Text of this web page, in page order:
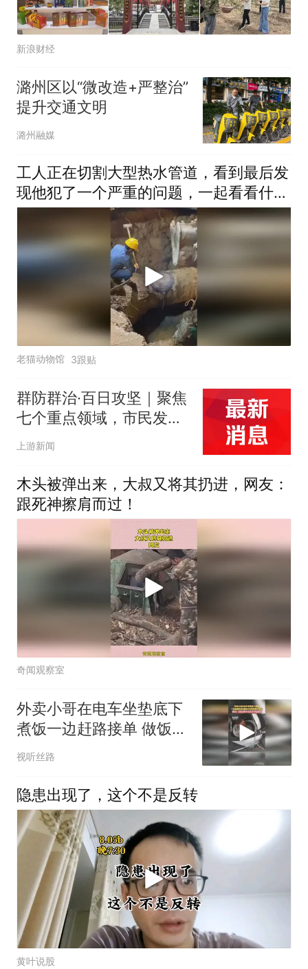
新浪财经
潞州区以“微改造+严整治”
提升交通文明
潞州融媒
工人正在切割大型热水管道，看到最后发
现他犯了一个严重的问题，一起看看什么
问题！
老猫动物馆 3跟贴
群防群治·百日攻坚｜聚焦
七个重点领域，市民发现
安全隐患可随手拍、即时
上游新闻
木头被弹出来，大叔又将其扔进，网友：
跟死神擦肩而过！
奇闻观察室
外卖小哥在电车坐垫底下
煮饭一边赶路接单 做饭干
活两样都不耽误网友：这
视听丝路
隐患出现了，这个不是反转
黄叶说股